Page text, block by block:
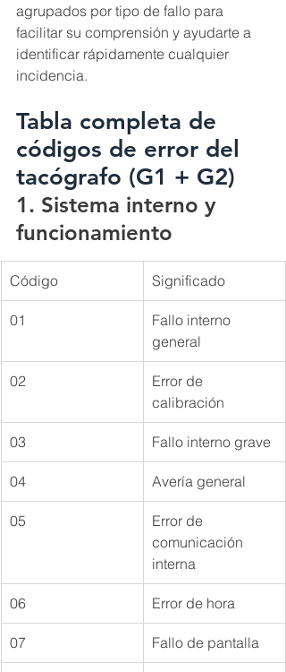
agrupados por tipo de fallo para
facilitar su comprensión y ayudarte a
identificar rápidamente cualquier
incidencia.
Tabla completa de
códigos de error del
tacógrafo (G1 + G2)
1. Sistema interno y
funcionamiento
Código Significado
01
Fallo interno
general
02
Error de
calibración
03 Fallo interno grave
04 Avería general
05
Error de
comunicación
interna
06 Error de hora
07 Fallo de pantalla